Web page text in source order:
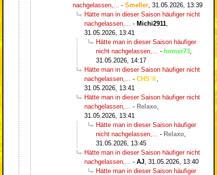
nachgelassen,...
- Smeller 31.05.2026, 13:39
Hätte man in dieser Saison häufiger nicht
nachgelassen,...
- Michi2911
31.05.2026, 13:41
Hätte man in dieser Saison häufiger
nicht nachgelassen,...
- homer73
31.05.2026, 14:17
Hätte man in dieser Saison häufiger nicht
nachgelassen,...
- CHS
31.05.2026, 13:41
Hätte man in dieser Saison häufiger nicht
nachgelassen,...
- Relaxo
31.05.2026, 13:41
Hätte man in dieser Saison häufiger
nicht nachgelassen,...
- Relaxo
31.05.2026, 13:45
Hätte man in dieser Saison häufiger nicht
nachgelassen,...
- AJ 31.05.2026, 13:40
Hätte man in dieser Saison häufiger